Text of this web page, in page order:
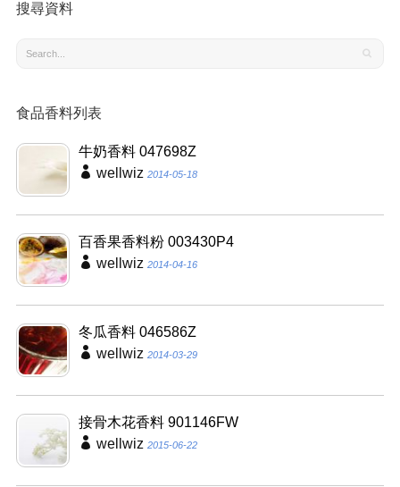
搜尋資料
食品香料列表
牛奶香料 047698Z
wellwiz 2014-05-18
百香果香料粉 003430P4
wellwiz 2014-04-16
冬瓜香料 046586Z
wellwiz 2014-03-29
接骨木花香料 901146FW
wellwiz 2015-06-22